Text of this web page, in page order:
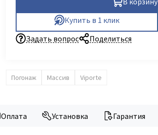
Купить в 1 клик
Задать вопрос Поделиться
Погонаж Массив Viporte
Оплата Установка Гарантия